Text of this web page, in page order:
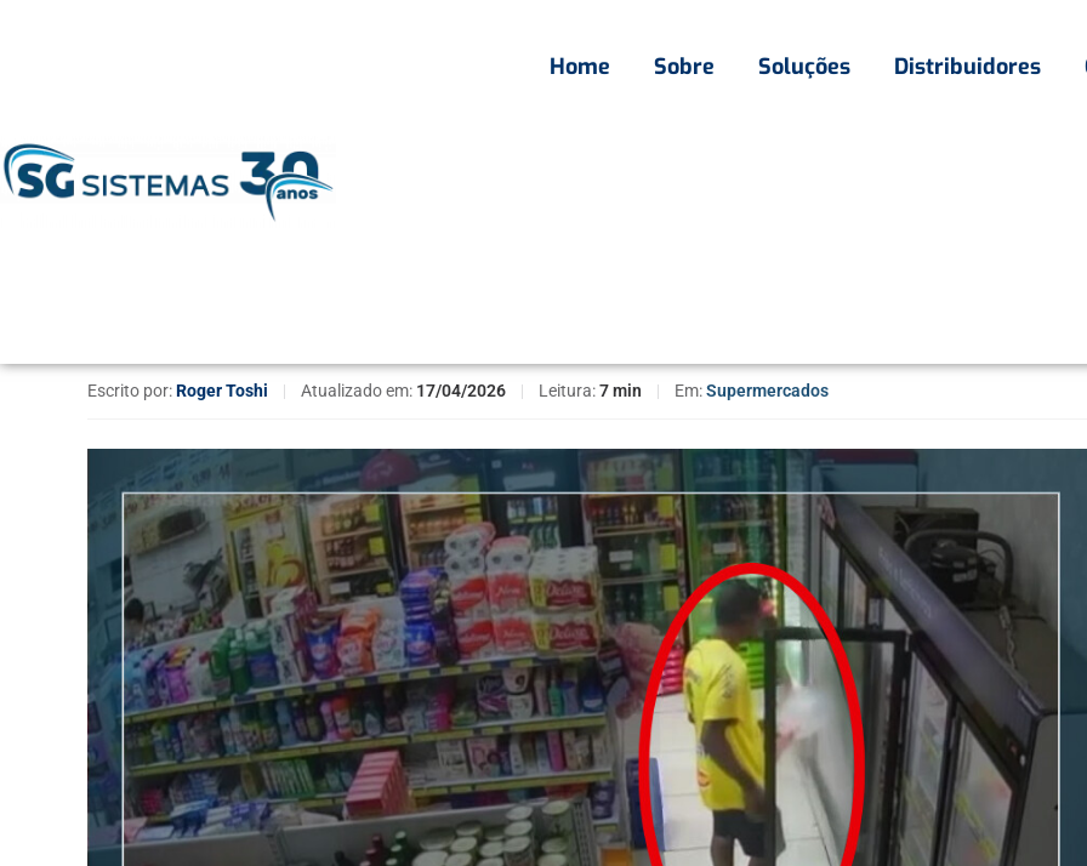
Home Sobre Soluções Distribuidores
Escrito por:Roger Toshi | Atualizado em: 17/04/2026 | Leitura:7 min | Em:Supermercados